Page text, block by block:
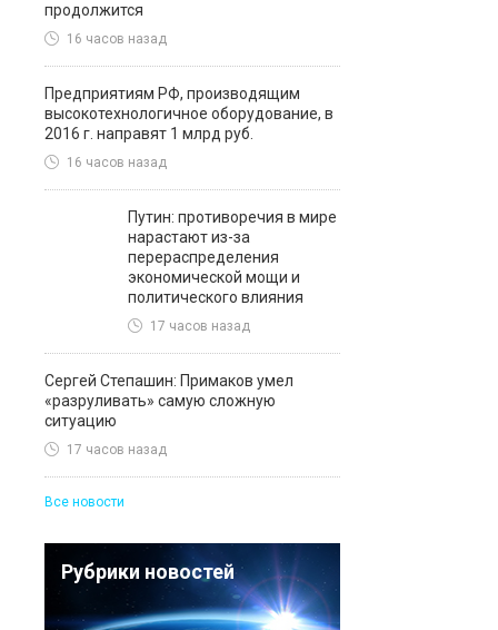
продолжится
16 часов назад
Предприятиям РФ, производящим
высокотехнологичное оборудование, в
2016 г. направят 1 млрд руб.
16 часов назад
Путин: противоречия в мире
нарастают из-за
перераспределения
экономической мощи и
политического влияния
17 часов назад
Сергей Степашин: Примаков умел
«разруливать» самую сложную
ситуацию
17 часов назад
Все новости
Рубрики новостей